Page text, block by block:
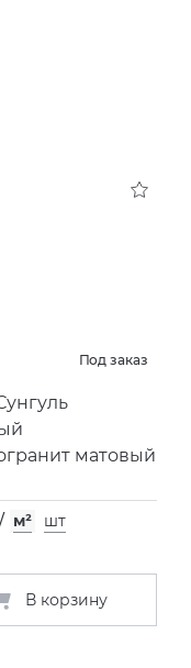
Под заказ
матовый
/ м² шт
В корзину